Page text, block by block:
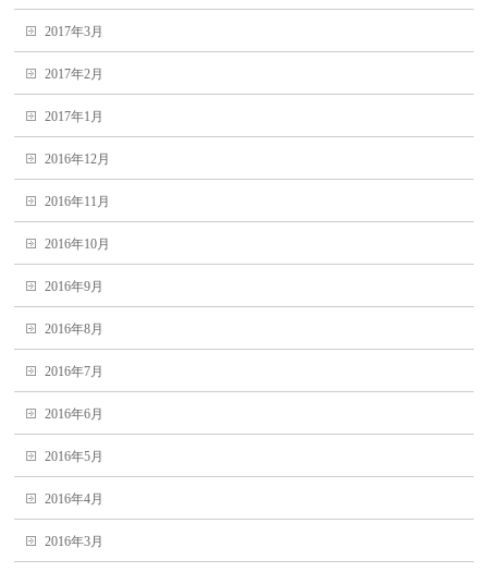
2017年3月
2017年2月
2017年1月
2016年12月
2016年11月
2016年10月
2016年9月
2016年8月
2016年7月
2016年6月
2016年5月
2016年4月
2016年3月